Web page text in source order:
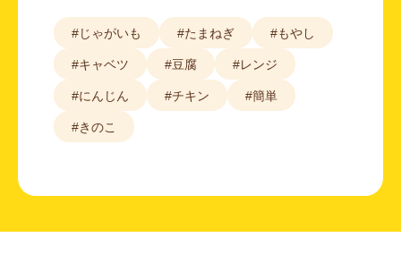
#じゃがいも #たまねぎ #もやし
#キャベツ #豆腐 #レンジ
#にんじん #チキン #簡単
#きのこ